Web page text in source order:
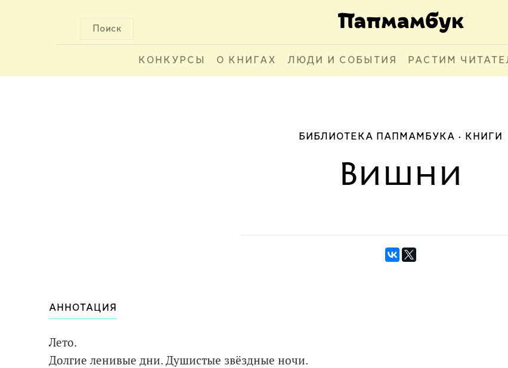
Поиск
КОНКУРСЫ О КНИГАХ ЛЮДИ И СОБЫТИЯ РАСТИМ
БИБЛИОТЕКА ПАПМАМБУКА КНИГИ
Вишни
АННОТАЦИЯ
Лето.
Долгие ленивые дни. Душистые звёздные ночи.